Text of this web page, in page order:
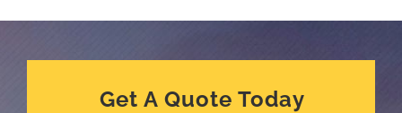
Get A Quote Today